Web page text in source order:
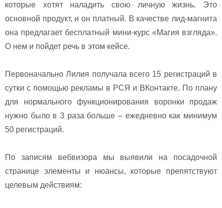
которые хотят наладить свою личную жизнь. Это
основной продукт, и он платный. В качестве лид-магнита
она предлагает бесплатный мини-курс «Магия взгляда».
О нем и пойдет речь в этом кейсе.
Первоначально Лилия получала всего 15 регистраций в
сутки с помощью рекламы в РСЯ и ВКонтакте. По плану
для нормального функционирования воронки продаж
нужно было в 3 раза больше – ежедневно как минимум
50 регистраций.
По записям вебвизора мы выявили на посадочной
странице элементы и нюансы, которые препятствуют
целевым действиям: